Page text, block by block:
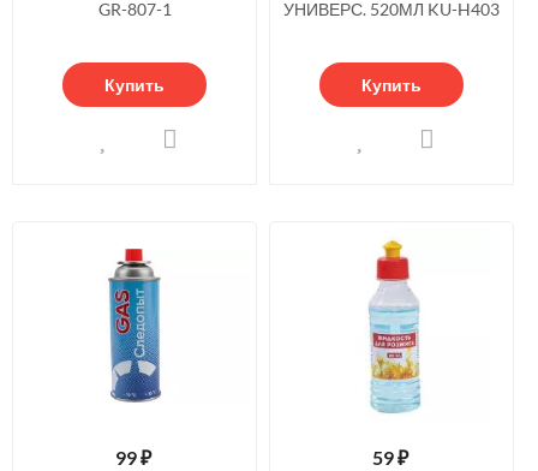
GR-807-1
Купить
УНИВЕРС. 520МЛ KU-H403
Купить
99₽ 59₽